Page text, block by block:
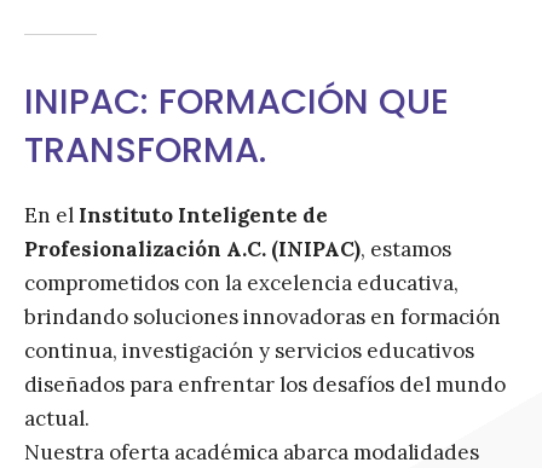
INIPAC: FORMACIÓN QUE
TRANSFORMA.
En el Instituto Inteligente de
Profesionalización A.C. (INIPAC), estamos
comprometidos con la excelencia educativa,
brindando soluciones innovadoras en formación
continua, investigación y servicios educativos
diseñados para enfrentar los desafíos del mundo
actual.
Nuestra oferta académica abarca modalidades